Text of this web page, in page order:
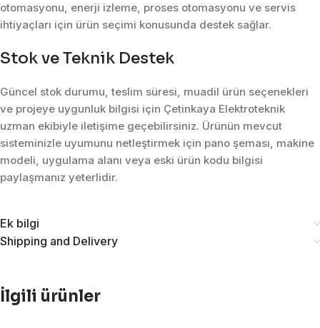
otomasyonu, enerji izleme, proses otomasyonu ve servis
ihtiyaçları için ürün seçimi konusunda destek sağlar.
Stok ve Teknik Destek
Güncel stok durumu, teslim süresi, muadil ürün seçenekleri
ve projeye uygunluk bilgisi için Çetinkaya Elektroteknik
uzman ekibiyle iletişime geçebilirsiniz. Ürünün mevcut
sisteminizle uyumunu netleştirmek için pano şeması, makine
modeli, uygulama alanı veya eski ürün kodu bilgisi
paylaşmanız yeterlidir.
Ek bilgi
Shipping and Delivery
İlgili ürünler